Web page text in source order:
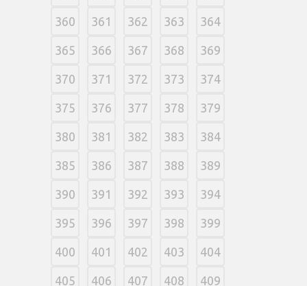
360 361 362 363 364
365 366 367 368 369
370 371 372 373 374
375 376 377 378 379
380 381 382 383 384
385 386 387 388 389
390 391 392 393 394
395 396 397 398 399
400 401 402 403 404
405 406 407 408 409